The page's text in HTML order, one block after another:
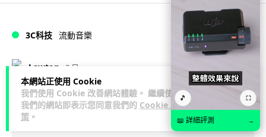
本網站正使用 Cookie
我們使用 Cookie 改善網站體驗。 繼續使用
我們的網站即表示您同意我們的 Cookie 政
策 。
3C科技 流動音樂
Lawton 2 日 89
【評測】Sony IER-M500 入耳式監聽
耳機：現場拍攝、後製監聽與人聲利器
🎵 ⛶
📖 詳細評測 →